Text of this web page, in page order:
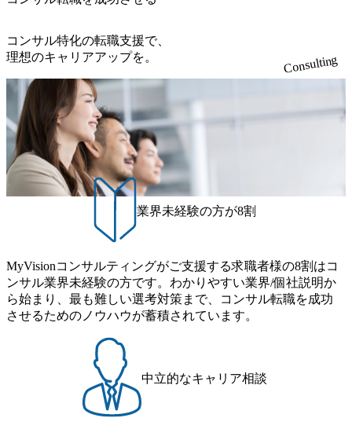
ルティング領域)から参画いただきます。 課題選定から顧客
だきます。 アジャイル開発を通じて顧客の要望や提案を柔
軟に取り入れながら改善サイクルを回すため、ご自身の提
案がサービスに直接反映されやすく、高い貢献度を実感で
きます。 ● 勤務地 東京都渋谷区渋谷3丁目6-7 渋谷金王タワ
ー 事業所内禁煙(入居する施設に喫煙専用室あり) ・就業規
則により就業時間内の喫煙を全面的に禁止 ・禁煙サポート
制度あり オンライン ● 必須要件 以下いずれかのご経験をお
持ちの方 ・システム・ソフトウェア開発経験3年以上 ・要
件定義～基本設計など上流経験2年以上 ・PMO経験2年以上
● 歓迎要件 ・要件定義から詳細設計までのいずれかの上流
工程の経験 ・サブリーダー以上のマネジメント経験 ・お客
様との折衝経験、交渉経験 ・組織課題に対して主体的に業
務改善に取り組まれたご経験 ・アジャイル/スクラムへの興
で主体的に動ける方 ・年齢にこだわらず、アドバイスを素
直に受け取れる方 ・推進力のある方
職率も21.8%（2023年12月時点）とフレキシブルな働き方を
③12時開始 2026年8月10日(月) 16:00 各回50分程度を想定 オ
ンライン 書類選考通過者
柄の良さや未経験者への充実したオンボーディング支援(入
社時に10日間の間みっちりとコンサルの基礎を支援)を魅力
に感じ、他Big4ではなくアビームを選ぶ方も多数 アビーム
といえばSAPをはじめとしたシステム、とイメージされる
こともあるが実態としては経営戦略策定や新規事業立案な
どのトップラインを上げるための戦略案件も多く存在 特に
スポーツ&エンターテイメント領域ではBig4に先んじて注力
し、業界内で大きな存在感を誇る 社員の多様化する生活ス
タイルやライフイベントに対応した働きやすい職場環境を
実現するため、さまざまなサポート制度を導入している 多
文化理解や女性の活躍推進などの取り組み、また、フレッ
クス制度やフリーロケーション制度、フルリモート制度な
どの多様な働き方をサポートする制度が整備されている 202
6年8月23日(日) 9:00～18:00終了 2026年8月12日(水) 16:00 202
6年8月23日(日)にSustainable SCM SU 1day選考会を開催いた
します。 当SUは「GlobalでのSCM構築」や「物流・調達コ
ストの構造改革」といった伝統的なテーマに留まらずクラ
イアントがこれから取組むべき「グリーントランスフォー
った社会課題やテーマに対して、グローバル知見と最新の
事例などを基に企業の構造改革と社会価値の創造の取り組
みを行うプロフェッショナルチームです。 今回1day選考対
象となるポジションは下記となります。 ・コンサルタント
(調達改革・設備O&M)【SCS SU】 ・コンサルタント(ECM/
東京オフィスに来るグローバルメンバーも多く、グローバ
れており、これまで多くのNPO・NGOなどの非営利団体に
無償でコンサルティングを提供している。 2026年8月29日
(土) の対面Kick-offイベントを皮切りに1か月程度のプログラ
ム ※初回プログラム : 8月29日(土)10:00～13:30 2026年8月12
日(水) 16:00 Bain & Company Tokyoでは、「Tokyo Be Bold Pr
ogram (女性候補者向け選考支援プログラム)」を実施いたし
ます。クライアントに斬新なソリューションを提供し、複
雑な経営課題を解決するために、チームのダイバーシティ
は欠かせません。是非、ユニークな視点と高い志を持つ女
性の皆様に多数ご参画頂きたいと考え、プログラムを開催
性はどのように活躍をしているのか」、「ケース面接の経
験がなく対策の仕方が知りたい」などのお声をたくさんい
食事などのカジュアルな交流、実際のプロジェクトのケー
ススタディ、1対1の模擬面接等、複数のセッションを約1か
月の期間に渡り行い、選考にご参加いただきます。コンサ
ルタント未経験の方でも、戦略コンサルタントの具体的な
仕事内容からお話をさせていただきますので、戦略コンサ
ルティングにご興味をお持ちの方は、この機会にぜひご応
にはWebテストを8月20日までに受験いただきます ・8月21
日までにプログラム参加者をご案内します ・初回プログラ
ム : 8月29日(土)10:00～13:30 @ベイン東京オフィス(六本木)
コンサル特化の転職支援で、
理想のキャリアアップを。
Consulting
業界未経験の方が8割
MyVisionコンサルティングがご支援する求職者様の8割はコ
ンサル業界未経験の方です。わかりやすい業界/個社説明か
ら始まり、最も難しい選考対策まで、コンサル転職を成功
させるためのノウハウが蓄積されています。
中立的なキャリア相談